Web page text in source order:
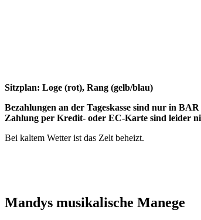
Sitzplan: Loge (rot), Rang (gelb/blau)
Bezahlungen an der Tageskasse sind nur in
Zahlung per Kredit- oder EC-Karte sind leider
Bei kaltem Wetter ist das Zelt beheizt.
Mandys musikalische Manege